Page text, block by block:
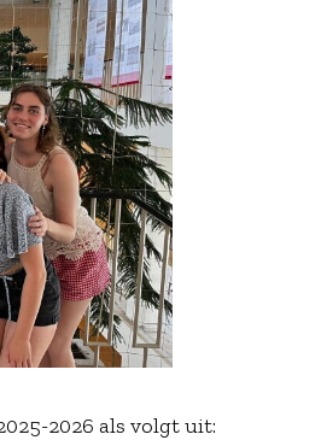
2026 als volgt uit: